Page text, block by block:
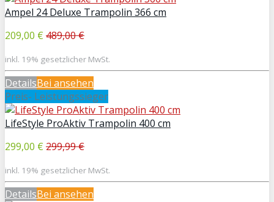
Ampel 24 Deluxe Trampolin 366 cm
209,00 € 489,00 €
inkl. 19% gesetzlicher MwSt.
DetailsBei ansehen
Preis- Leistungssieger
LifeStyle ProAktiv Trampolin 400 cm
299,00 € 299,99 €
inkl. 19% gesetzlicher MwSt.
DetailsBei ansehen